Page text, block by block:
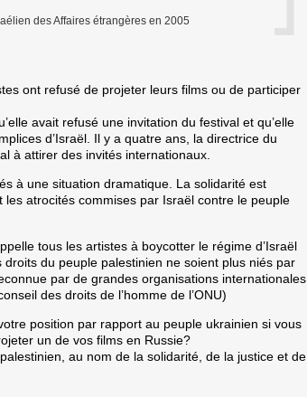
des Affaires étrangères en 2005
ont refusé de projeter leurs films ou de participer
avait refusé une invitation du festival et qu’elle
d’Israël. Il y a quatre ans, la directrice du
à attirer des invités internationaux.
à une situation dramatique. La solidarité est
atrocités commises par Israël contre le peuple
tous les artistes à boycotter le régime d’Israël
du peuple palestinien ne soient plus niés par
par de grandes organisations internationales
des droits de l’homme de l’ONU)
position par rapport au peuple ukrainien si vous
un de vos films en Russie?
au nom de la solidarité, de la justice et de